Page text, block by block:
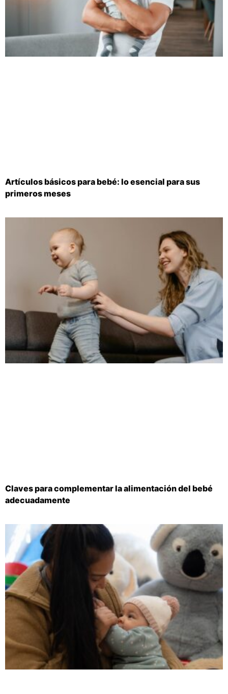
Artículos básicos para bebé: lo esencial para sus
primeros meses
Claves para complementar la alimentación del bebé
adecuadamente